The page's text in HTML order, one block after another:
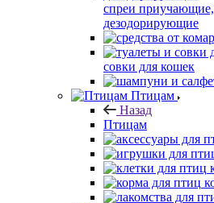
спреи
дезодорирующие
совки для кошек
Птицам
Назад
Птицам